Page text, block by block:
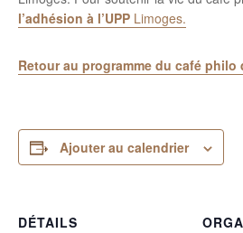
l’adhésion à l’UPP Limoges.
Retour au programme du café philo
Ajouter au calendrier
DÉTAILS